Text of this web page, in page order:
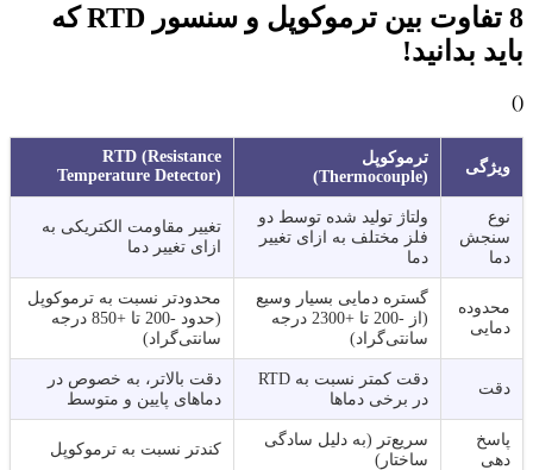
8 تفاوت بین ترموکوپل و سنسور RTD که
باید بدانید!
(
)
ویژگی
ترموکوپل
(Thermocouple)
RTD (Resistance
Temperature Detector)
نوع
سنجش
دما
ولتاژ تولید شده توسط دو
فلز مختلف به ازای تغییر
دما
تغییر مقاومت الکتریکی به
ازای تغییر دما
محدوده
دمایی
گستره دمایی بسیار وسیع
(از -200 تا +2300 درجه
سانتی‌گراد)
محدودتر نسبت به ترموکوپل
(حدود -200 تا +850 درجه
سانتی‌گراد)
دقت
دقت کمتر نسبت به RTD
در برخی دماها
دقت بالاتر، به خصوص در
دماهای پایین و متوسط
پاسخ
دهی
سریع‌تر (به دلیل سادگی
ساختار)
کندتر نسبت به ترموکوپل